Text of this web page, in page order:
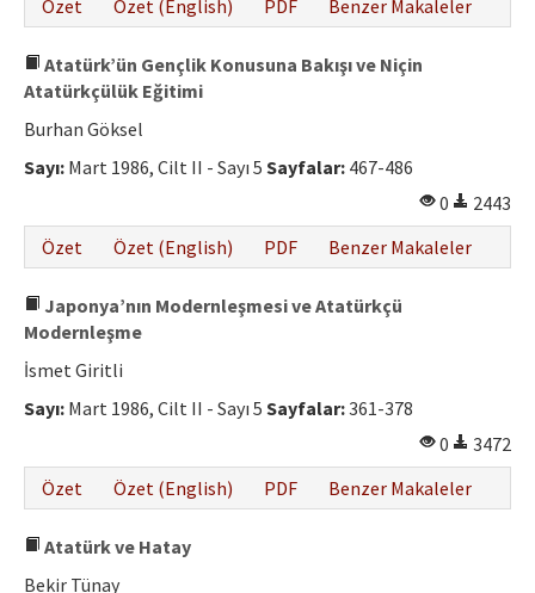
Özet
Özet (English) PDF Benzer Makaleler
Atatürk’ün Gençlik Konusuna Bakışı ve Niçin
Atatürkçülük Eğitimi
Burhan Göksel
Sayı: Mart 1986, Cilt II - Sayı 5 Sayfalar: 467-486
0
2443
Özet
Özet (English) PDF Benzer Makaleler
Japonya’nın Modernleşmesi ve Atatürkçü
Modernleşme
İsmet Giritli
Sayı: Mart 1986, Cilt II - Sayı 5 Sayfalar:361-378
0
3472
Özet
Özet (English) PDF Benzer Makaleler
Atatürk ve Hatay
Bekir Tünay